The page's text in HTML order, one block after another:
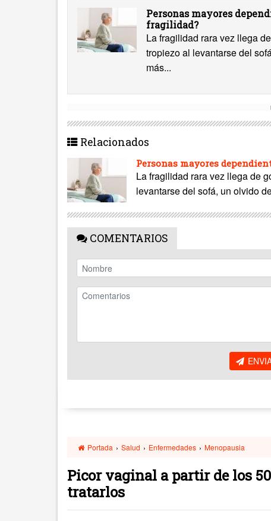
Personas mayores
fragilidad?
La fragilidad rara vez llega
tropiezo al levantarse del
más...
Relacionados
Personas mayores
La fragilidad rara vez llega de
levantarse del sofá, un olvido
COMENTARIOS
Portada › Salud › Enfermedades › Menopausia
Picor vaginal a partir de los
tratarlos